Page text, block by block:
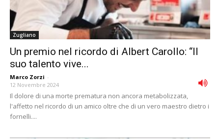
Zugliano
Un premio nel ricordo di Albert Carollo: “Il
suo talento vive...
Marco Zorzi -
12 Novembre 2024
Il dolore di una morte prematura non ancora metabolizzata,
l'affetto nel ricordo di un amico oltre che di un vero maestro dietro i
fornelli....